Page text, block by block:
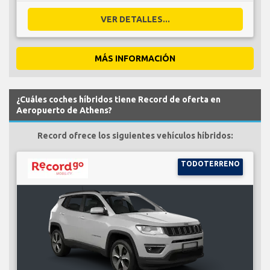
VER DETALLES...
MÁS INFORMACIÓN
¿Cuáles coches híbridos tiene Record de oferta en
Aeropuerto de Athens?
Record ofrece los siguientes vehículos híbridos:
TODOTERRENO